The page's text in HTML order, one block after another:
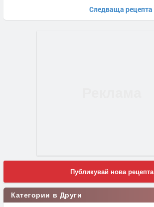
Следваща рецепта
Публикувай нова рецепта
Категории в Други